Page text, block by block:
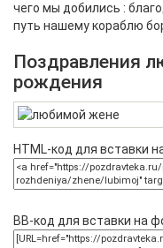
чего мы добились :
путь нашему кораблю
Поздравления
рождения
HTML-код для вставки
BB-код для вставки на